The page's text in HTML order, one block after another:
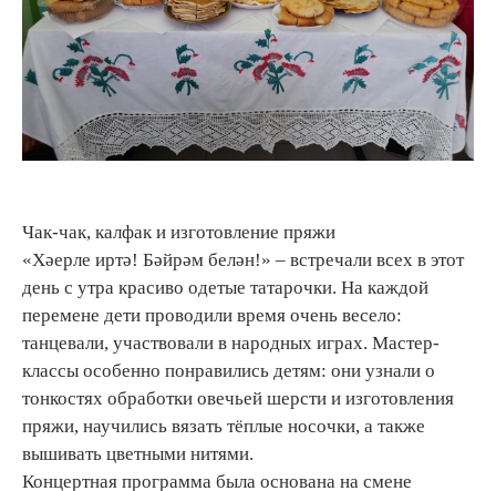
Чак-чак, калфак и изготовление пряжи
«Хәерле иртә! Бәйрәм белән!» – встречали всех в этот
день с утра красиво одетые татарочки. На каждой
перемене дети проводили время очень весело:
танцевали, участвовали в народных играх. Мастер-
классы особенно понравились детям: они узнали о
тонкостях обработки овечьей шерсти и изготовления
пряжи, научились вязать тёплые носочки, а также
вышивать цветными нитями.
Концертная программа была основана на смене